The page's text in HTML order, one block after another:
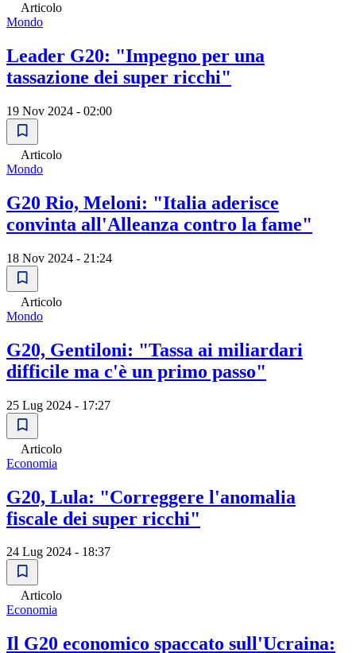
Articolo
Mondo
Leader G20: "Impegno per una
tassazione dei super ricchi"
19 Nov 2024 - 02:00
Articolo
Mondo
G20 Rio, Meloni: "Italia aderisce
convinta all'Alleanza contro la fame"
18 Nov 2024 - 21:24
Articolo
Mondo
G20, Gentiloni: "Tassa ai miliardari
difficile ma c'è un primo passo"
25 Lug 2024 - 17:27
Articolo
Economia
G20, Lula: "Correggere l'anomalia
fiscale dei super ricchi"
24 Lug 2024 - 18:37
Articolo
Economia
Il G20 economico spaccato sull'Ucraina: